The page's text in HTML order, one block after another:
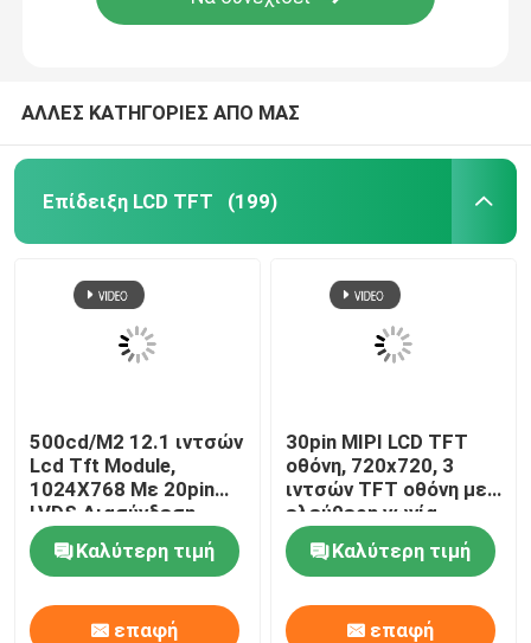
ΑΛΛΕΣ ΚΑΤΗΓΟΡΙΕΣ ΑΠΟ ΜΑΣ
Επίδειξη LCD TFT (199)
500cd/M2 12.1 ιντσών
Lcd Tft Module,
1024X768 Με 20pin
LVDS Διασύνδεση
Καλύτερη τιμή
επαφή
30pin MIPI LCD TFT
οθόνη, 720x720, 3
ιντσών TFT οθόνη με
ελεύθερη γωνία
θέασης
Καλύτερη τιμή
επαφή